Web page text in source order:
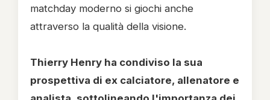
matchday moderno si giochi anche
attraverso la qualità della visione.
Thierry Henry ha condiviso la sua
prospettiva di ex calciatore, allenatore e